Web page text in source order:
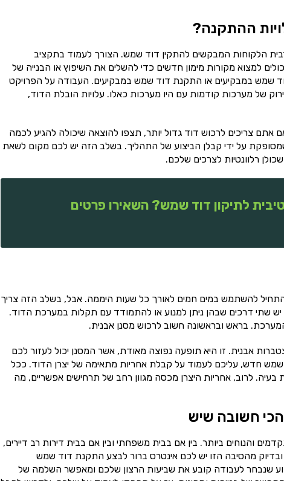
ההתקנה?
הלקוחות המבקשים להתקין דוד שמש. הצורך לעמוד בתקציב
למצוא מקורות מימון חדשים כדי להשלים את השיפוץ או הבנייה של
שמש במבקיעים או התקנת דוד שמש במבקיעים. העבודה על הפרויקט
של מערכות קודמות עם היו מערכות כאלו. עלויות הובלת הדוד,
צריכים לרכוש דוד גדול יותר, תצפו להוצאה שיכולה להגיע לכמה
על ידי קבלן הביצוע של התהליך. בשלב הזה יש לכם מקום לשאת
רלוונטיות לצרכים שלכם.
לתיקון דוד שמש? השאירו פרטים
להשתמש במים חמים לאורך כל שעות היממה. אבל, בשלב הזה צריך
שתי דרכים שבהן ניתן למנוע או להתמודד עם תקלות במערכת הדוד.
בראש ובראשונה חשוב לרכוש מסנן אבנית.
אבנית. זו היא תופעה נפוצה מאודת, אשר המסנן יכול לעזור לכם
חדש, עליכם לעמוד על קבלת אחריות מתאימה של יצרן הדוד. ככל
לרוב, אחריות היצרן מכסה מגוון רחב של תרחישים אפשריים, מה
חשובה שיש
והנוחים ביותר. בין אם בבית משפחתי ובין אם בבית דירות רב דיירים,
מהסיבה הזו יש לכם אינטרס ברור לבצע התקנת דוד שמש
שנבחר לעבודה קובע את שביעות הרצון שלכם ומאפשר השלמה של